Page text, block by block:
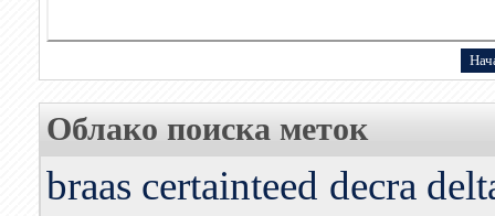
Облако поиска меток
braas certainteed decra